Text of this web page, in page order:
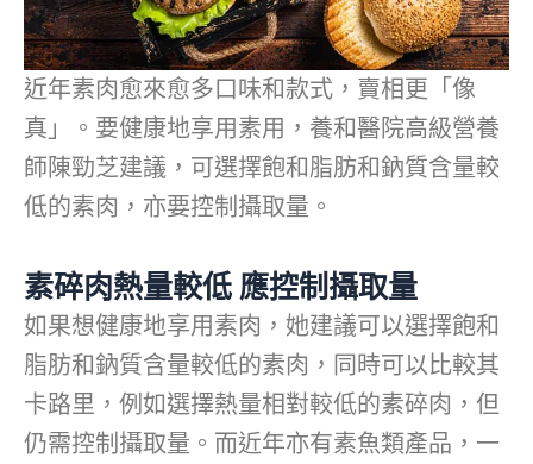
近年素肉愈來愈多口味和款式，賣相更「像
真」。要健康地享用素用，養和醫院高級營養
師陳勁芝建議，可選擇飽和脂肪和鈉質含量較
低的素肉，亦要控制攝取量。
素碎肉熱量較低 應控制攝取量
如果想健康地享用素肉，她建議可以選擇飽和
脂肪和鈉質含量較低的素肉，同時可以比較其
卡路里，例如選擇熱量相對較低的素碎肉，但
仍需控制攝取量。而近年亦有素魚類產品，一